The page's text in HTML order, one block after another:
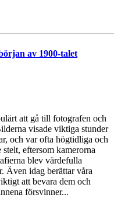
av 1900-talet
att gå till fotografen och
visade viktiga stunder
och var ofta högtidliga och
eftersom kamerorna
blev värdefulla
Även idag berättar våra
att bevara dem och
försvinner...